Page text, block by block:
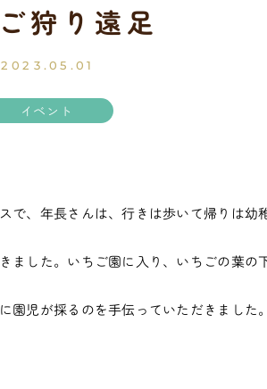
狩り遠足
2023.05.01
イベント
で、年長さんは、行きは歩いて帰りは幼
ました。いちご園に入り、いちごの葉の
園児が採るのを手伝っていただきました